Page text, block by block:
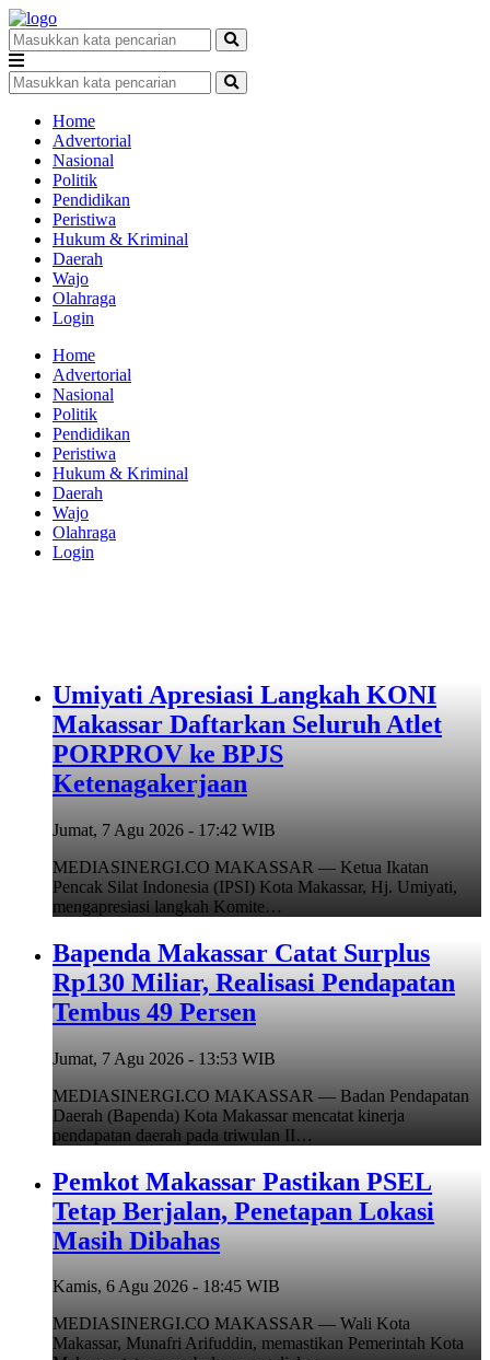
Home
Advertorial
Nasional
Politik
Pendidikan
Peristiwa
Hukum & Kriminal
Daerah
Wajo
Olahraga
Login
Home
Advertorial
Nasional
Politik
Pendidikan
Peristiwa
Hukum & Kriminal
Daerah
Wajo
Olahraga
Login
Umiyati Apresiasi Langkah KONI
Makassar Daftarkan Seluruh Atlet
PORPROV ke BPJS
Ketenagakerjaan
Jumat, 7 Agu 2026 - 17:42 WIB
MEDIASINERGI.CO MAKASSAR — Ketua Ikatan
Pencak Silat Indonesia (IPSI) Kota Makassar, Hj. Umiyati,
mengapresiasi langkah Komite…
Bapenda Makassar Catat Surplus
Rp130 Miliar, Realisasi Pendapatan
Tembus 49 Persen
Jumat, 7 Agu 2026 - 13:53 WIB
MEDIASINERGI.CO MAKASSAR — Badan Pendapatan
Daerah (Bapenda) Kota Makassar mencatat kinerja
pendapatan daerah pada triwulan II…
Pemkot Makassar Pastikan PSEL
Tetap Berjalan, Penetapan Lokasi
Masih Dibahas
Kamis, 6 Agu 2026 - 18:45 WIB
MEDIASINERGI.CO MAKASSAR — Wali Kota
Makassar, Munafri Arifuddin, memastikan Pemerintah Kota